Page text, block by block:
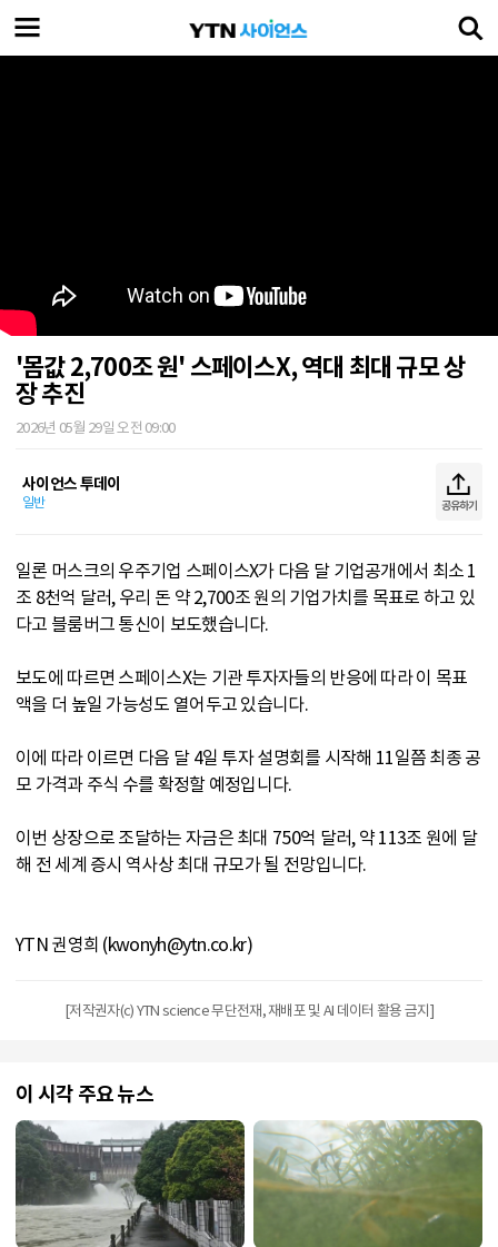
'몸값 2,700조 원' 스페이스X, 역대 최대 규모 상
장 추진
2026년 05월 29일 오전 09:00
사이언스 투데이
일반 공유하기
일론 머스크의 우주기업 스페이스X가 다음 달 기업공개에서 최소 1
조 8천억 달러, 우리 돈 약 2,700조 원의 기업가치를 목표로 하고 있
다고 블룸버그 통신이 보도했습니다.
보도에 따르면 스페이스X는 기관 투자자들의 반응에 따라 이 목표
액을 더 높일 가능성도 열어두고 있습니다.
이에 따라 이르면 다음 달 4일 투자 설명회를 시작해 11일쯤 최종 공
모 가격과 주식 수를 확정할 예정입니다.
이번 상장으로 조달하는 자금은 최대 750억 달러, 약 113조 원에 달
해 전 세계 증시 역사상 최대 규모가 될 전망입니다.
YTN 권영희 (kwonyh@ytn.co.kr)
[저작권자(c) YTN science 무단전재, 재배포 및 AI 데이터 활용 금지]
이 시각 주요 뉴스